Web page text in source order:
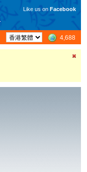
Like us on Facebook
4,688